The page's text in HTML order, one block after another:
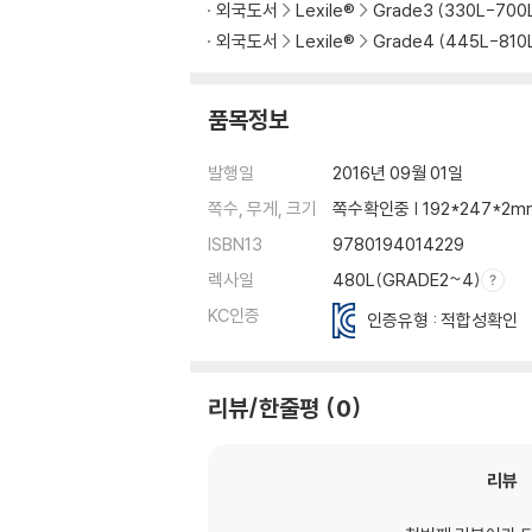
외국도서 Lexile®
Grade3 (330L-
외국도서
Lexile® Grade4 (445L-
품목정보
발행일
2016년 09월 01일
쪽수, 무게, 크기
쪽수확인중 |
ISBN13
9780194014229
렉사일
480L(GRADE2~4)
KC인증
인증유형 : 적합성확인
리뷰/한줄평 0
리뷰